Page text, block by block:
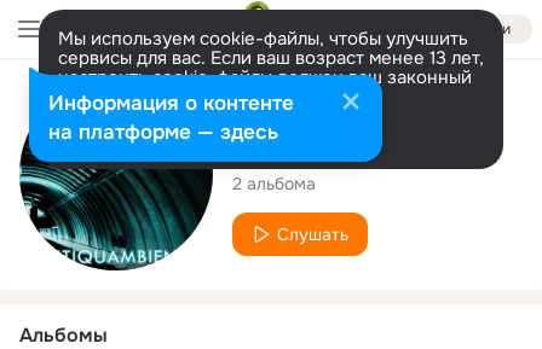
Войти
Мы используем cookie-файлы, чтобы улучшить
сервисы для вас. Если ваш возраст менее 13 лет,
настроить cookie-файлы должен ваш законный
представитель. Больше информации
Разрешить все Настроить
Исполнитель
Malenky Slovos
2 альбома
Слушать
Альбомы
Информация о контенте
на платформе — здесь